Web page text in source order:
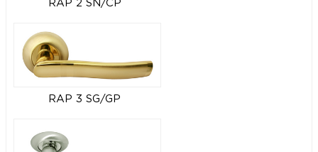
RAP 2 SN/CP
RAP 3 SG/GP